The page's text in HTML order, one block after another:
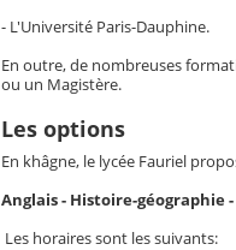
- L'Université Paris-Dauphine.
En outre, de nombreuses
ou un Magistère.
Les options
En khâgne, le lycée Fauriel
Anglais - Histoire-géographie
Les horaires sont les suivants: